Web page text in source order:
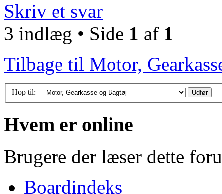
Skriv et svar
3 indlæg • Side 1 af 1
Tilbage til Motor,
Hop til:
Hvem er online
Brugere der læser dette
Boardindeks